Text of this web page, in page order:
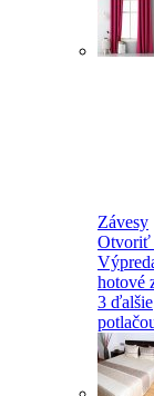
Závesy
Otvoriť
hotové
3 ďalšie